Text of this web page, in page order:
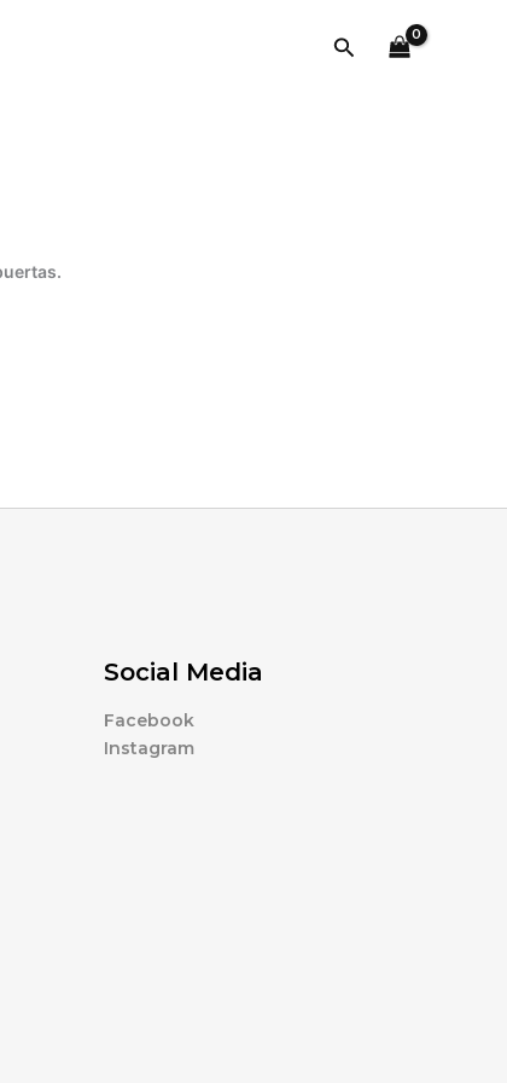
Buscar
Social Media
Facebook
Instagram